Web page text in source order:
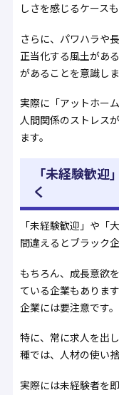
しさを感じるケースも
さらに、パワハラや
正当化する風土があ
があることを意識しま
実際に「アットホー
人間関係のストレス
ます。
「未経験歓
く
「未経験歓迎」や「
間違えるとブラック
もちろん、成長意欲
ている企業もありま
企業には要注意です。
特に、常に求人を出
種では、人材の使い
実際には未経験者を